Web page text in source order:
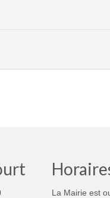
La Mairie est